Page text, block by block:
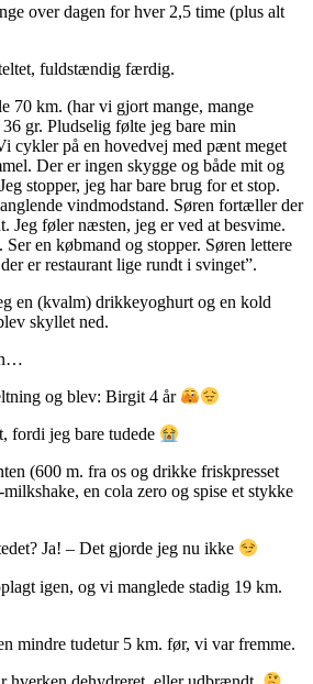
over dagen for hver 2,5 time (plus alt
fuldstændig færdig.
70 km. (har vi gjort mange, mange
gr. Pludselig følte jeg bare min
cykler på en hovedvej med pænt meget
Der er ingen skygge og både mit og
stopper, jeg har bare brug for et stop.
vindmodstand. Søren fortæller der
Jeg føler næsten, jeg er ved at besvime.
en købmand og stopper. Søren lettere
er restaurant lige rundt i svinget”.
en (kvalm) drikkeyoghurt og en kold
skyllet ned.
og blev: Birgit 4 år
fordi jeg bare tudede
(600 m. fra os og drikke friskpresset
en cola zero og spise et stykke
Ja! – Det gjorde jeg nu ikke
igen, og vi manglede stadig 19 km.
mindre tudetur 5 km. før, vi var fremme.